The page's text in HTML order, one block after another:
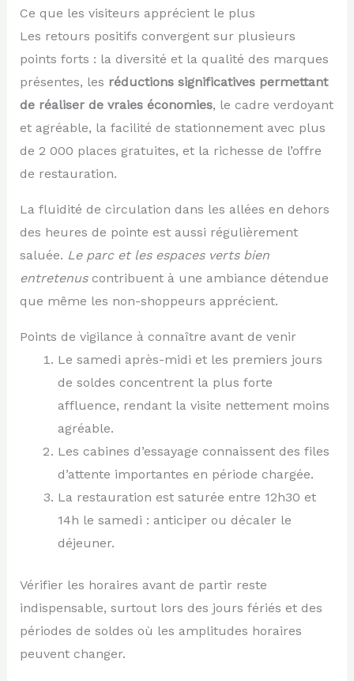
Ce que les visiteurs apprécient le plus
Les retours positifs convergent sur plusieurs
points forts : la diversité et la qualité des marques
présentes, les réductions significatives permettant
de réaliser de vraies économies, le cadre verdoyant
et agréable, la facilité de stationnement avec plus
de 2 000 places gratuites, et la richesse de l’offre
de restauration.
La fluidité de circulation dans les allées en dehors
des heures de pointe est aussi régulièrement
saluée. Le parc et les espaces verts bien
entretenuscontribuent à une ambiance détendue
que même les non-shoppeurs apprécient.
Points de vigilance à connaître avant de venir
Le samedi après-midi et les premiers jours
de soldes concentrent la plus forte
affluence, rendant la visite nettement moins
agréable.
Les cabines d’essayage connaissent des files
d’attente importantes en période chargée.
La restauration est saturée entre 12h30 et
14h le samedi : anticiper ou décaler le
déjeuner.
Vérifier les horaires avant de partir reste
indispensable, surtout lors des jours fériés et des
périodes de soldes où les amplitudes horaires
peuvent changer.